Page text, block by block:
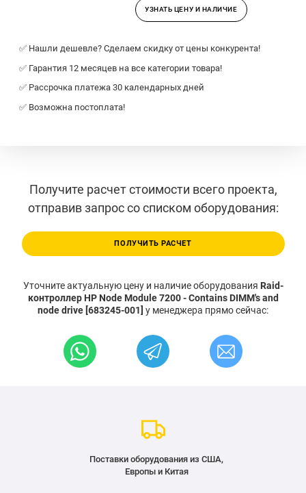
УЗНАТЬ ЦЕНУ И НАЛИЧИЕ
✅ Нашли дешевле? Сделаем скидку от цены конкурента!
✅ Гарантия 12 месяцев на все категории товара!
✅ Рассрочка платежа 30 календарных дней
✅ Возможна постоплата!
Получите расчет стоимости всего проекта,
отправив запрос со списком оборудования:
ПОЛУЧИТЬ РАСЧЕТ
Уточните актуальную цену и наличие оборудования Raid-
контроллер HP Node Module 7200 - Contains DIMM's and
node drive [683245-001] у менеджера прямо сейчас:
Поставки оборудования из США,
Европы и Китая